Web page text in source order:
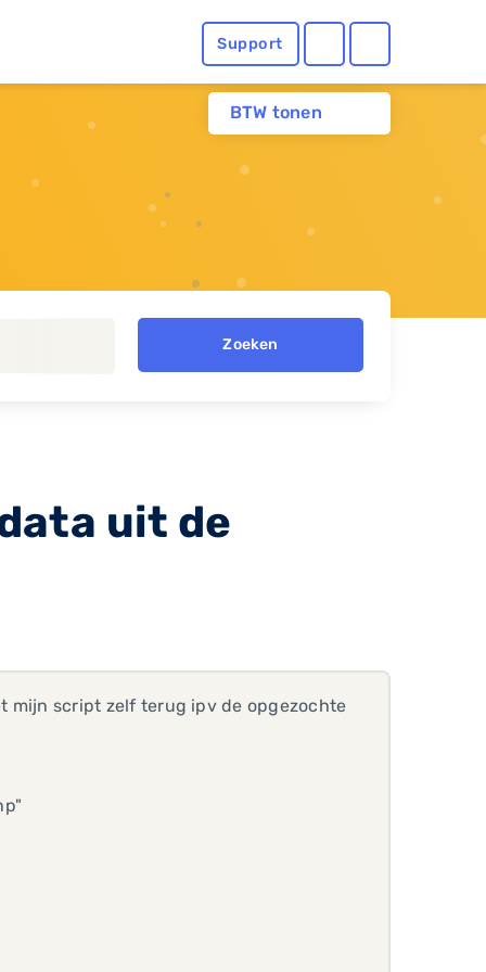
Support
BTW tonen
Zoeken
uit de
mijn script zelf terug ipv de opgezochte